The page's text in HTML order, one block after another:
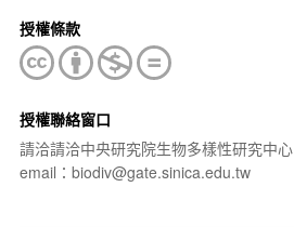
授權條款
授權聯絡窗口
請洽請洽中央研究院生物多樣性研究中心
email：biodiv@gate.sinica.edu.tw